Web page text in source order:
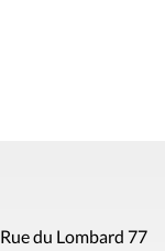
Rue du Lombard 77